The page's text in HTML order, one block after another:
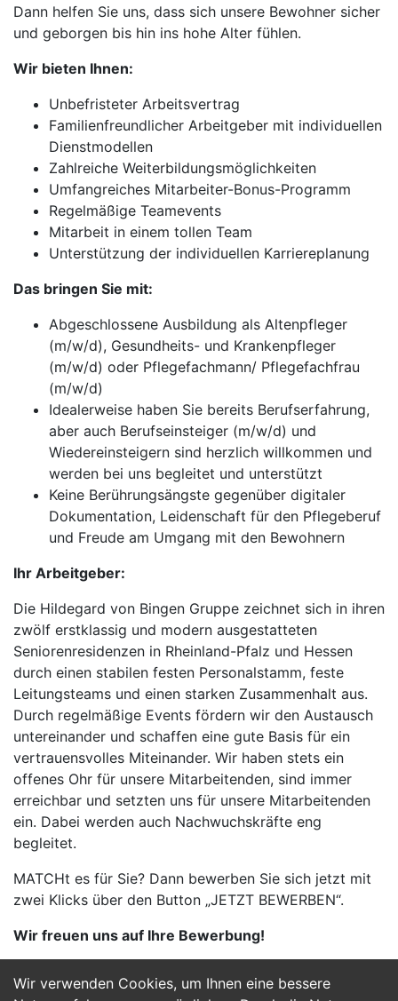
Wir verwenden Cookies, um Ihnen eine bessere
Dann helfen Sie uns, dass sich unsere Bewohner sicher
und geborgen bis hin ins hohe Alter fühlen.
Wir bieten Ihnen:
Unbefristeter Arbeitsvertrag
Familienfreundlicher Arbeitgeber mit individuellen
Dienstmodellen
Zahlreiche Weiterbildungsmöglichkeiten
Umfangreiches Mitarbeiter-Bonus-Programm
Regelmäßige Teamevents
Mitarbeit in einem tollen Team
Unterstützung der individuellen Karriereplanung
Das bringen Sie mit:
Abgeschlossene Ausbildung als Altenpfleger
(m/w/d), Gesundheits- und Krankenpfleger
(m/w/d) oder Pflegefachmann/ Pflegefachfrau
(m/w/d)
Idealerweise haben Sie bereits Berufserfahrung,
aber auch Berufseinsteiger (m/w/d) und
Wiedereinsteigern sind herzlich willkommen und
werden bei uns begleitet und unterstützt
Keine Berührungsängste gegenüber digitaler
Dokumentation, Leidenschaft für den Pflegeberuf
und Freude am Umgang mit den Bewohnern
Ihr Arbeitgeber:
Die Hildegard von Bingen Gruppe zeichnet sich in ihren
zwölf erstklassig und modern ausgestatteten
Seniorenresidenzen in Rheinland-Pfalz und Hessen
durch einen stabilen festen Personalstamm, feste
Leitungsteams und einen starken Zusammenhalt aus.
Durch regelmäßige Events fördern wir den Austausch
untereinander und schaffen eine gute Basis für ein
vertrauensvolles Miteinander. Wir haben stets ein
offenes Ohr für unsere Mitarbeitenden, sind immer
erreichbar und setzten uns für unsere Mitarbeitenden
ein. Dabei werden auch Nachwuchskräfte eng
begleitet.
MATCHt es für Sie? Dann bewerben Sie sich jetzt mit
zwei Klicks über den Button „JETZT BEWERBEN“.
Wir freuen uns auf Ihre Bewerbung!